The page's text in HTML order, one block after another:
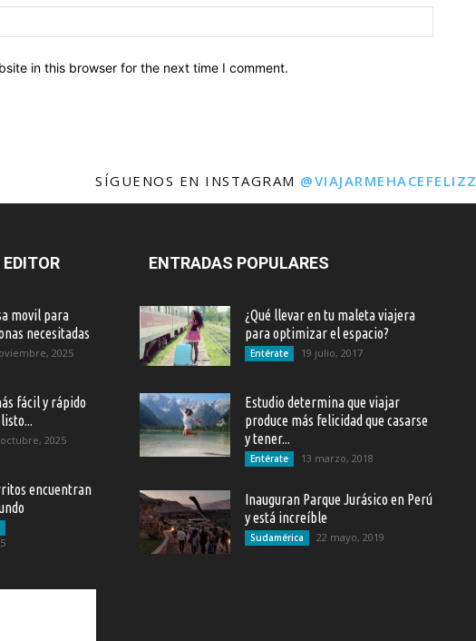
in this browser for the next time I comment.
SÍGUENOS EN INSTAGRAM @VIAJARMEHACEFELIZZ
movil para
necesitadas
2025
fácil y rápido
2025
encuentran
ENTRADAS POPULARES
¿Qué llevar en tu maleta viajera
para optimizar el espacio?
Entérate 19 julio, 2017
Estudio determina que viajar
produce más felicidad que casarse
y tener...
Entérate 13 marzo, 2018
Inauguran Parque Jurásico en Perú
y está increíble
Sudamérica 22 mayo, 2019